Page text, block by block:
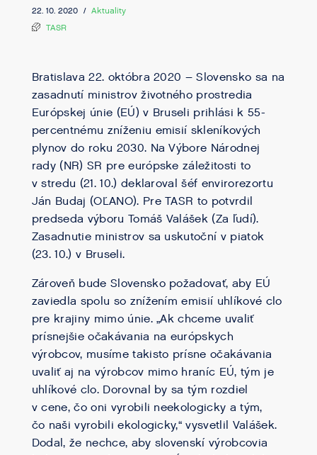
22. 10. 2020 / Aktuality
TASR
Bratislava 22. októbra 2020 – Slovensko sa na
zasadnutí ministrov životného prostredia
Európskej únie (EÚ) v Bruseli prihlási k 55-
percentnému zníženiu emisií skleníkových
plynov do roku 2030. Na Výbore Národnej
rady (NR) SR pre európske záležitosti to
v stredu (21. 10.) deklaroval šéf envirorezortu
Ján Budaj (OĽANO). Pre TASR to potvrdil
predseda výboru Tomáš Valášek (Za ľudí).
Zasadnutie ministrov sa uskutoční v piatok
(23. 10.) v Bruseli.
Zároveň bude Slovensko požadovať, aby EÚ
zaviedla spolu so znížením emisií uhlíkové clo
pre krajiny mimo únie. „Ak chceme uvaliť
prísnejšie očakávania na európskych
výrobcov, musíme takisto prísne očakávania
uvaliť aj na výrobcov mimo hraníc EÚ, tým je
uhlíkové clo. Dorovnal by sa tým rozdiel
v cene, čo oni vyrobili neekologicky a tým,
čo naši vyrobili ekologicky,“ vysvetlil Valášek.
Dodal, že nechce, aby slovenskí výrobcovia